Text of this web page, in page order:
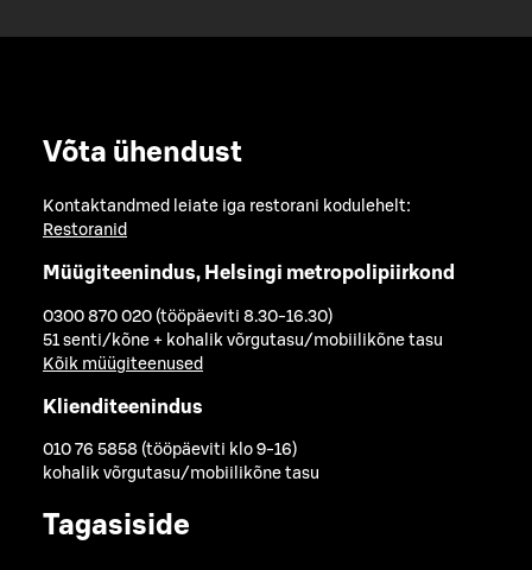
Võta ühendust
Kontaktandmed leiate iga restorani kodulehelt:
Restoranid
Müügiteenindus, Helsingi metropolipiirkond
0300 870 020 (tööpäeviti 8.30-16.30)
51 senti/kõne + kohalik võrgutasu/mobiilikõne tasu
Kõik müügiteenused
Klienditeenindus
010 76 5858 (tööpäeviti klo 9-16)
kohalik võrgutasu/mobiilikõne tasu
Tagasiside